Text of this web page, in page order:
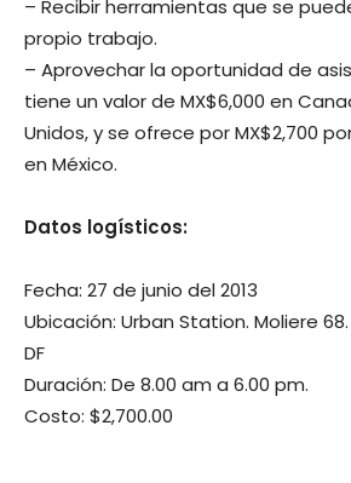
– Recibir herramientas que se
propio trabajo.
– Aprovechar la oportunidad de
tiene un valor de MX$6,000 en
Unidos, y se ofrece por MX$2,700
en México.
Datos logísticos:
Fecha: 27 de junio del 2013
Ubicación: Urban Station. Moliere
DF
Duración: De 8.00 am a 6.00 pm.
Costo: $2,700.00